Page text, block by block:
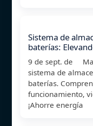
Sistema de
baterías:
9 de sept. de
sistema de
baterías.
funcionamiento,
¡Ahorre energía